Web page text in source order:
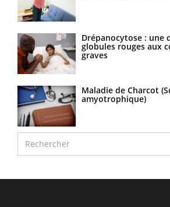
Drépanocytose : une
globules rouges aux
graves
Maladie de Charcot
amyotrophique)